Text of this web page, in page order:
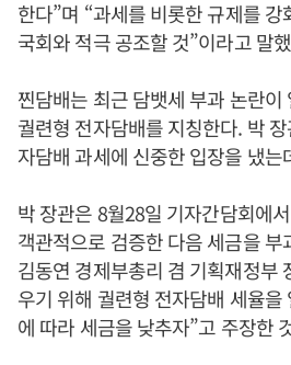
한다”며 “과세를 비롯한 규제를
국회와 적극 공조할 것”이라고 말
찐담배는 최근 담뱃세 부과 논란
궐련형 전자담배를 지칭한다. 박
자담배 과세에 신중한 입장을 냈는
박 장관은 8월28일 기자간담회에
객관적으로 검증한 다음 세금을 부
김동연 경제부총리 겸 기획재정부
우기 위해 궐련형 전자담배 세율을
에 따라 세금을 낮추자”고 주장한